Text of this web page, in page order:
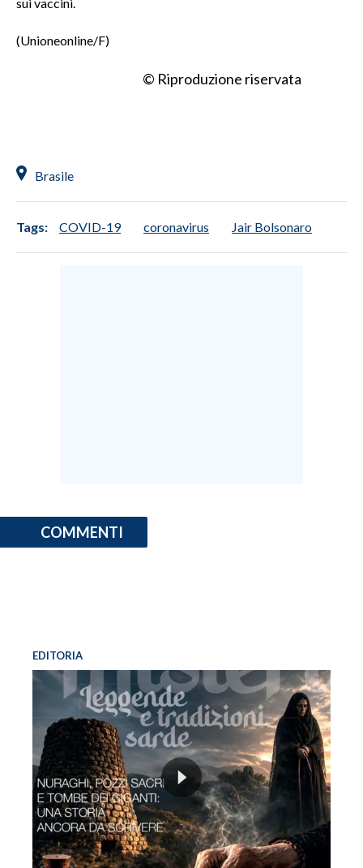
(Unioneonline/F)
© Riproduzione riservata
Brasile
Tags: COVID-19 coronavirus Jair Bolsonaro
COMMENTI
EDITORIA